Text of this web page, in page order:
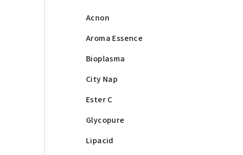
Acnon
Aroma Essence
Bioplasma
City Nap
Ester C
Glycopure
Lipacid